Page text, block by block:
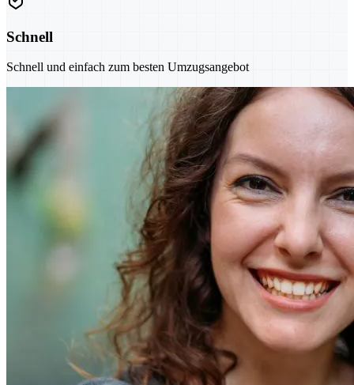
Schnell
Schnell und einfach zum besten Umzugsangebot